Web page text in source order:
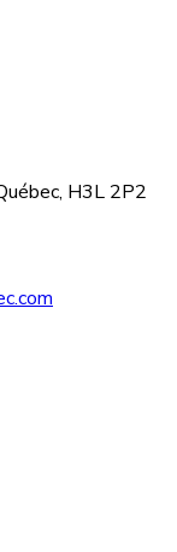
H3L 2P2